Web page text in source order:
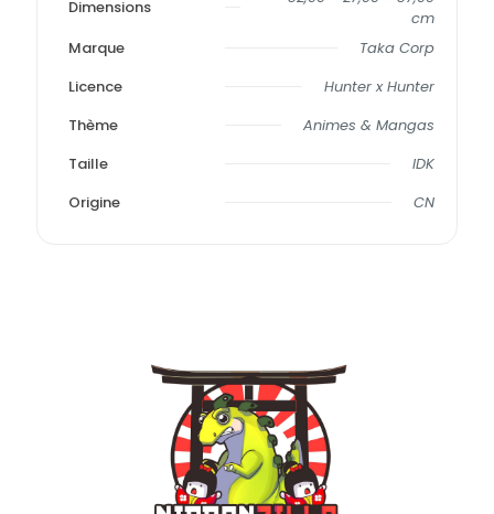
Dimensions
cm
Marque
Taka Corp
Licence
Hunter x Hunter
Thème
Animes & Mangas
Taille
IDK
Origine
CN